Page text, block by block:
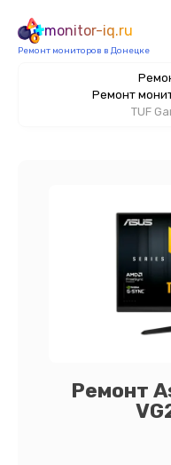
monitor-iq.ru
Ремонт мониторов в Донецке
Ремонт
TUF
Ремонт